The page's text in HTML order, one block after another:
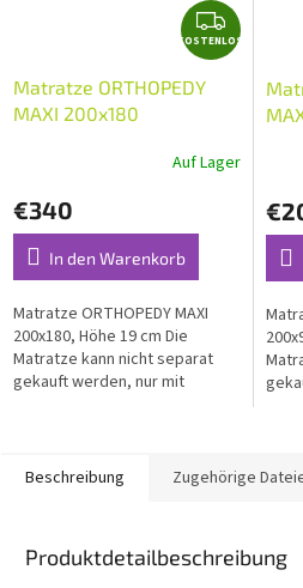
K
O
N
KOSTENLOS
Matratze ORTHOPEDY
MAXI 200x180
Auf Lager
€340
In den Warenkorb
Matratze ORTHOPEDY MAXI
200x180, Höhe 19 cm Die
Matratze kann nicht separat
gekauft werden, nur mit
Beschreibung Zugehörige
Produktdetailbeschreibung